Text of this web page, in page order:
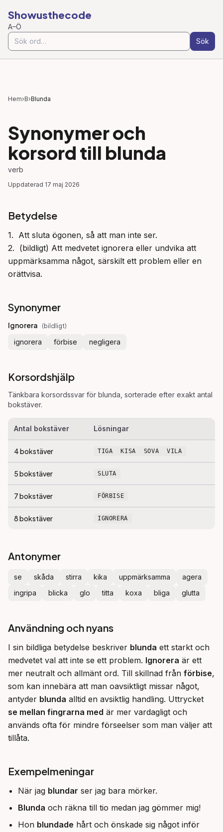
Showusthecode
A–Ö
Sök
Hem›B›Blunda
Synonymer och
korsord till blunda
verb
Uppdaterad 17 maj 2026
Betydelse
1.  Att sluta ögonen, så att man inte ser.
2.  (bildligt) Att medvetet ignorera eller undvika att
uppmärksamma något, särskilt ett problem eller en
orättvisa.
Synonymer
Ignorera (bildligt)
ignorera förbise negligera
Korsordshjälp
Tänkbara korsordssvar för blunda , sorterade efter exakt antal
bokstäver.
Antal bokstäver Lösningar
4bokstäver TIGA KISA SOVA VILA
5bokstäver SLUTA
7bokstäver FÖRBISE
8bokstäver IGNORERA
Antonymer
se skåda stirra kika uppmärksamma
agera
ingripa
blicka glo titta koxa bliga glutta
Användning och nyans
I sin bildliga betydelse beskriver blunda ett starkt och
medvetet val att inte se ett problem. Ignorera är ett
mer neutralt och allmänt ord. Till skillnad från förbise,
som kan innebära att man oavsiktligt missar något,
antyder blunda
se mellan fingrarna med är mer vardagligt och
används ofta för mindre förseelser som man väljer att
tillåta.
Exempelmeningar
När jag blundar ser jag bara mörker.
Blunda och räkna till tio medan jag gömmer mig!
Hon blundade hårt och önskade sig något inför